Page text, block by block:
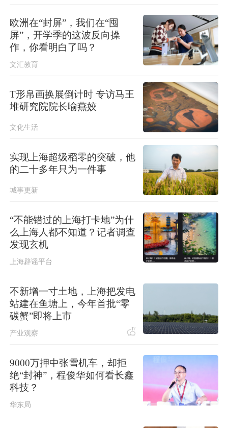
任前公示半年后，胡瑞连主动投案
外交部：日本“再军事化”已成地区和平
欧洲在“封屏”，我们在“囤
屏”，开学季的这波反向操
作，你看明白了吗？
文汇教育
T形帛画换展倒计时 专访马王
堆研究院院长喻燕姣
文化生活
实现上海超级稻零的突破，他
的二十多年只为一件事
城事更新
“不能错过的上海打卡地”为什
么上海人都不知道？记者调查
发现玄机
上海辟谣平台
不新增一寸土地，上海把发电
站建在鱼塘上，今年首批“零
碳蟹”即将上市
产业观察 17
9000万押中张雪机车，却拒
绝“封神”，程俊华如何看长鑫
科技？
华东局